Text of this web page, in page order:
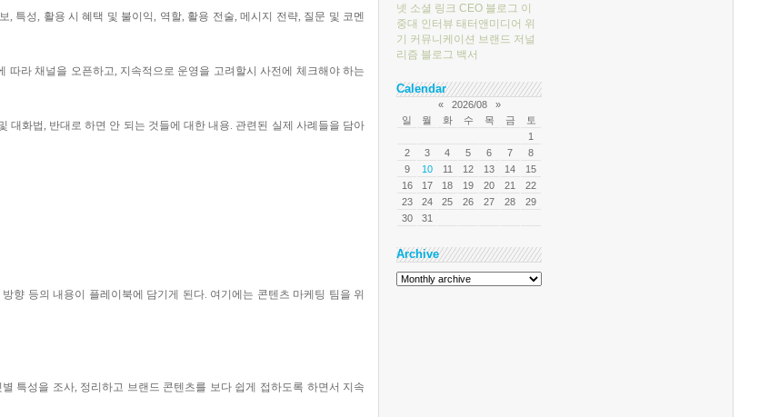
, 특성, 활용 시 혜택 및 불이익, 역할, 활용 전술,메시지 전략, 질문 및 코멘
따라 채널을 오픈하고, 지속적으로 운영을 고려할시 사전에 체크해야 하는
대화법, 반대로 하면 안 되는 것들에 대한 내용. 관련된 실제 사례들을 담아
향 등의 내용이 플레이북에 담기게 된다. 여기에는 콘텐츠 마케팅 팀을 위
특성을 조사, 정리하고 브랜드 콘텐츠를 보다 쉽게 접하도록 하면서 지속
넷 소셜 링크 CEO 블로그 이
중대 인터뷰 태터앤미디어 위
기 커뮤니케이션 브랜드 저널
리즘 블로그 백서
Calendar
« 2026/08
»
일
월 화 수 목 금
토
1
2
3 4 5 6 7
8
9
10 11 12 13 14
15
16
17 18 19 20 21
22
23
24 25 26 27 28
29
30
31
Archive